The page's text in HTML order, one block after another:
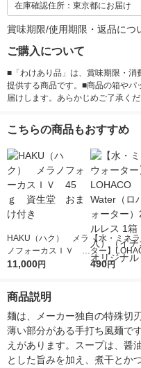
在庫確認住所：東京都にお届け
賞味期限/使用期限・返品につ
ご購入について
■「わけあり品」は、賞味期限・
提供する商品です。■商品の箱やパ
届けします。あらかじめご了承くだ
こちらの商品もおすすめ
HAKU（ハク） メラ
ノフォーカスＩＶ 4
5ｇ 資生堂 おまけ
11,000円
【水・ミネ
ター】
r（ロハコウ
490円
商品説明
麺は、メーカー独自の特殊切
薄い部分がある手打ち風麺で
えがあります。スープは、醤
とした旨みを加え、煮干とか